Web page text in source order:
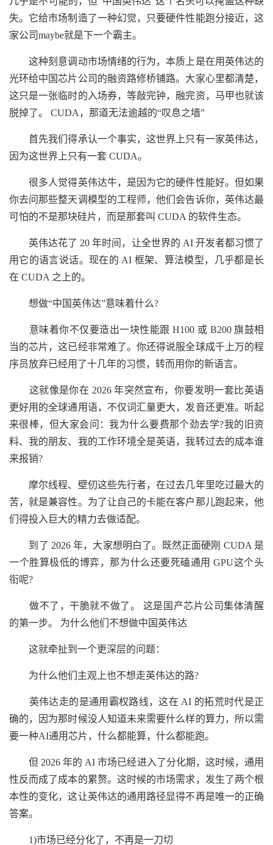
失。它给市场制造了一种幻觉，只要硬件性能跑分接近，这
家公司maybe就是下一个霸主。
这种刻意调动市场情绪的行为，本质上是在用英伟达的
光环给中国芯片公司的融资路修桥铺路。大家心里都清楚，
这只是一张临时的入场券，等敲完钟，融完资，马甲也就该
脱掉了。 CUDA，那道无法逾越的“叹息之墙”
首先我们得承认一个事实，这世界上只有一家英伟达，
因为这世界上只有一套 CUDA。
很多人觉得英伟达牛，是因为它的硬件性能好。但如果
你去问那些整天调模型的工程师，他们会告诉你，英伟达最
可怕的不是那块硅片，而是那套叫 CUDA 的软件生态。
英伟达花了 20 年时间，让全世界的 AI 开发者都习惯了
用它的语言说话。现在的 AI 框架、算法模型，几乎都是长
在 CUDA 之上的。
想做“中国英伟达”意味着什么?
意味着你不仅要造出一块性能跟 H100 或 B200 旗鼓相
当的芯片，这已经非常难了。你还得说服全球成千上万的程
序员放弃已经用了十几年的习惯，转而用你的新语言。
这就像是你在 2026 年突然宣布，你要发明一套比英语
更好用的全球通用语，不仅词汇量更大，发音还更准。听起
来很棒，但大家会问：我为什么要费那个劲去学?我的旧资
料、我的朋友、我的工作环境全是英语，我转过去的成本谁
来报销?
摩尔线程、壁仞这些先行者，在过去几年里吃过最大的
苦，就是兼容性。为了让自己的卡能在客户那儿跑起来，他
们得投入巨大的精力去做适配。
到了 2026 年，大家想明白了。既然正面硬刚 CUDA 是
一个胜算极低的博弈，那为什么还要死磕通用 GPU这个头
衔呢?
做不了，干脆就不做了。 这是国产芯片公司集体清醒
的第一步。 为什么他们不想做中国英伟达
这就牵扯到一个更深层的问题：
为什么他们主观上也不想走英伟达的路?
英伟达走的是通用霸权路线，这在 AI 的拓荒时代是正
确的，因为那时候没人知道未来需要什么样的算力，所以需
要一种AI通用芯片，什么都能算，什么都能跑。
但 2026 年的 AI 市场已经进入了分化期，这时候，通用
性反而成了成本的累赘。这时候的市场需求，发生了两个根
本性的变化，这让英伟达的通用路径显得不再是唯一的正确
答案。
1)市场已经分化了，不再是一刀切